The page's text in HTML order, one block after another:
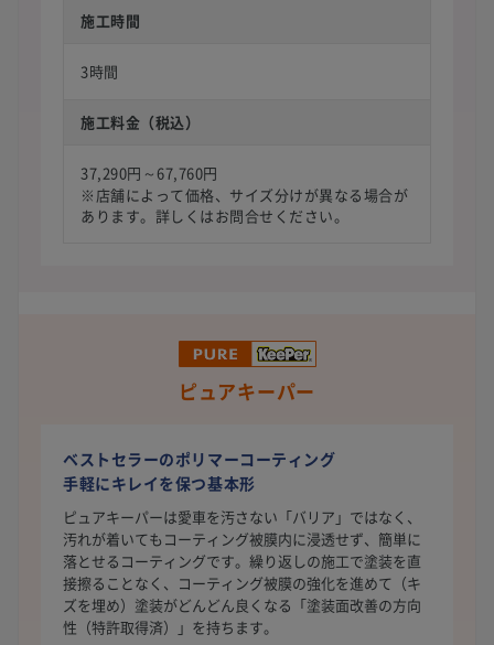
施工時間
3時間
施工料金（税込）
37,290円～67,760円
※店舗によって価格、サイズ分けが異なる場合が
あります。詳しくはお問合せください。
ピュアキーパー
ベストセラーのポリマーコーティング
手軽にキレイを保つ基本形
ピュアキーパーは愛車を汚さない「バリア」ではなく、
汚れが着いてもコーティング被膜内に浸透せず、簡単に
落とせるコーティングです。繰り返しの施工で塗装を直
接擦ることなく、コーティング被膜の強化を進めて（キ
ズを埋め）塗装がどんどん良くなる「塗装面改善の方向
性（特許取得済）」を持ちます。